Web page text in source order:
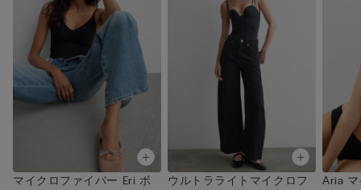
マイクロファイバー Eri ボ
ウルトラライトマイクロフ
Aria